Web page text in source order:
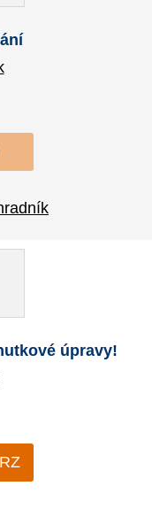
úpravy!